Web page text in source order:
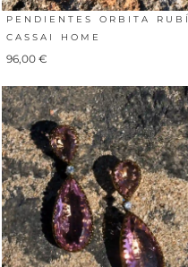
PENDIENTES ORBITA RUBÍ
CASSAI HOME
96,00 €